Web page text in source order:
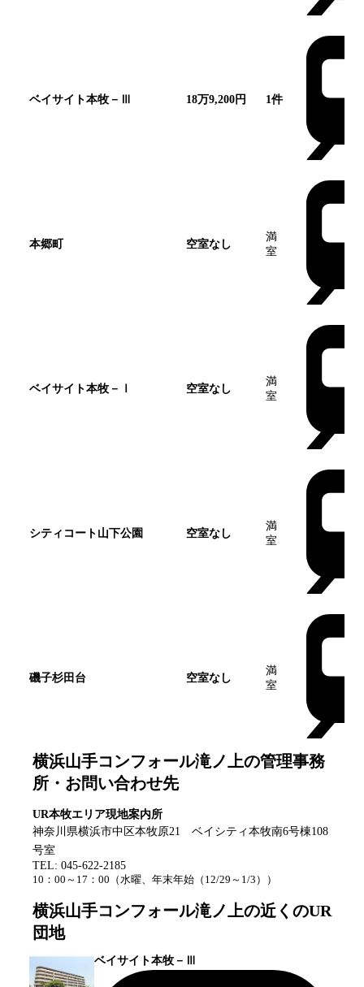
ベイサイト本牧－Ⅲ 18万9,200円 1 件
本郷町 空室なし
満
室
ベイサイト本牧－Ⅰ 空室なし
満
室
シティコート山下公園 空室なし
満
室
磯子杉田台 空室なし
満
室
横浜山手コンフォール滝ノ上の管理事務
所・お問い合わせ先
UR本牧エリア現地案内所
神奈川県横浜市中区本牧原21 ベイシティ本牧南6号棟108
号室
TEL: 045-622-2185
10：00～17：00 （水曜、年末年始（12/29～1/3） ）
横浜山手コンフォール滝ノ上の近くのUR
団地
ベイサイト本牧－Ⅲ